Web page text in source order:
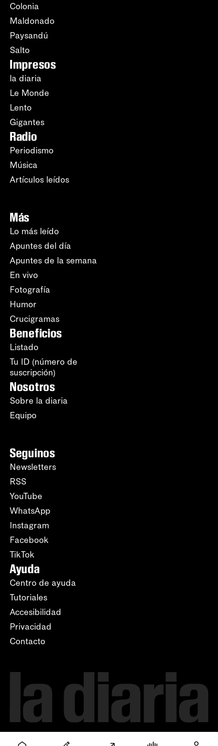
Colonia
Maldonado
Paysandú
Salto
Impresos
la diaria
Le Monde
Lento
Gigantes
Radio
Periodismo
Música
Artículos leídos
Más
Lo más leído
Apuntes del día
Apuntes de la semana
En vivo
Fotografía
Humor
Crucigramas
Beneficios
Listado
Tu ID (número de
suscripción)
Nosotros
Sobre la diaria
Equipo
Seguinos
Newsletters
RSS
YouTube
WhatsApp
Instagram
Facebook
TikTok
Ayuda
Centro de ayuda
Tutoriales
Accesibilidad
Privacidad
Contacto